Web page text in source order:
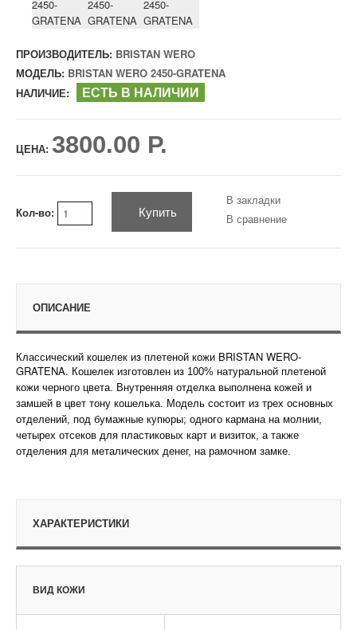
ПРОИЗВОДИТЕЛЬ: BRISTAN WERO
МОДЕЛЬ: BRISTAN WERO 2450-GRATENA
НАЛИЧИЕ:
ЕСТЬ В НАЛИЧИИ
ЦЕНА: 3800.00 Р.
Кол-во: Купить
В закладки
В сравнение
ОПИСАНИЕ
Классический кошелек из плетеной кожи BRISTAN WERO-
GRATENA. Кошелек изготовлен из 100% натуральной плетеной
кожи черного цвета. Внутренняя отделка выполнена кожей и
замшей в цвет тону кошелька. Модель состоит из трех основных
отделений, под бумажные купюры; одного кармана на молнии,
четырех отсеков для пластиковых карт и визиток, а также
отделения для металических денег, на рамочном замке.
ХАРАКТЕРИСТИКИ
ВИД КОЖИ